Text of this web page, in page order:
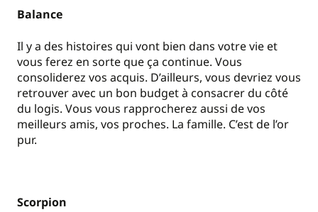
Balance
Il y a des histoires qui vont bien dans votre vie et
vous ferez en sorte que ça continue. Vous
consoliderez vos acquis. D’ailleurs, vous devriez vous
retrouver avec un bon budget à consacrer du côté
du logis. Vous vous rapprocherez aussi de vos
meilleurs amis, vos proches. La famille. C’est de l’or
pur.
Scorpion